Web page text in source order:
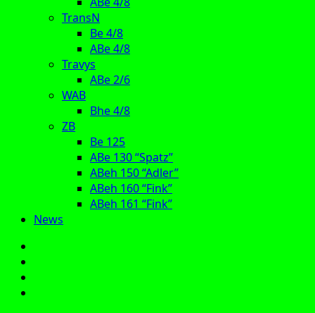
TransN
Be 4/8
ABe 4/8
Travys
ABe 2/6
WAB
Bhe 4/8
ZB
Be 125
ABe 130 “Spatz”
ABeh 150 “Adler”
ABeh 160 “Fink”
ABeh 161 “Fink”
News